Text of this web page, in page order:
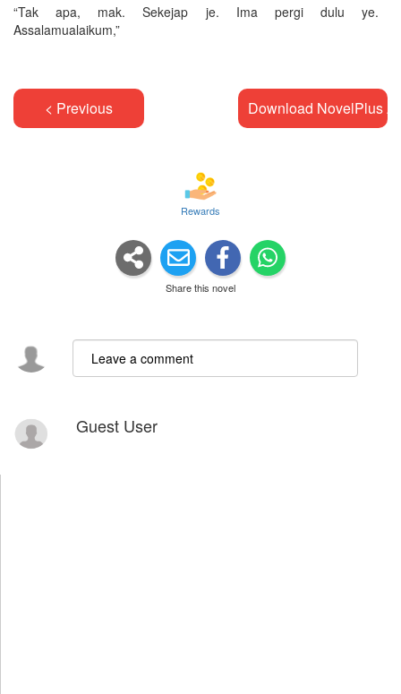
“Tak apa, mak. Sekejap je. Ima pergi dulu ye.
Assalamualaikum,”
< Previous Download NovelPlus
Rewards
Share this novel
Guest User